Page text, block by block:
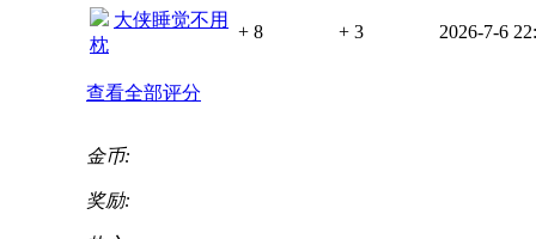
大侠睡觉不用
枕
+ 8 + 3 2026-7-6
查看全部评分
金币:
奖励: